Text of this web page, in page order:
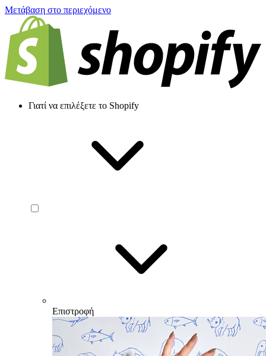
Μετάβαση στο περιεχόμενο
Γιατί να επιλέξετε το Shopify
Επιστροφή